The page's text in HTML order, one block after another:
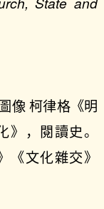
像 柯律格《明
，閱讀史。
《文化雜交》